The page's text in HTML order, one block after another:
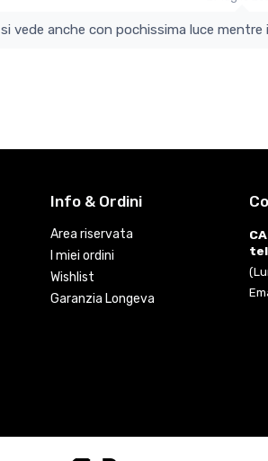
il binocolo e perfetto si vede anche con
Info & Ordini
Area riservata
I miei ordini
Wishlist
Garanzia Longeva